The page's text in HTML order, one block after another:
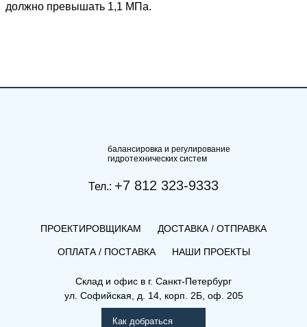
должно превышать 1,1 МПа.
балансировка и регулирование
гидротехнических систем
Тел.: +7 812 323-9333
ПРОЕКТИРОВЩИКАМ ДОСТАВКА / ОТПРАВКА
ОПЛАТА / ПОСТАВКА НАШИ ПРОЕКТЫ
Склад и офис в г. Санкт-Петербург
ул. Софийская, д. 14, корп. 2Б, оф. 205
Как добраться